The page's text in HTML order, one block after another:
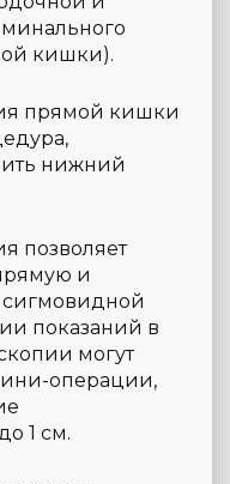
кишки).
прямой кишки
нижний
позволяет
и
сигмовидной
показаний в
могут
операции,
1 см.